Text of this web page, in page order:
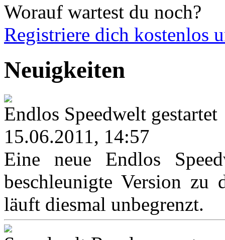
Worauf wartest du noch?
Registriere dich kostenlos
Neuigkeiten
Endlos Speedwelt gestartet
15.06.2011, 14:57
Eine neue Endlos
beschleunigte Version zu
läuft diesmal unbegrenzt.